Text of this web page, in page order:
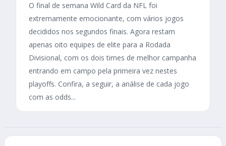
O final de semana Wild Card da NFL foi
extremamente emocionante, com vários jogos
decididos nos segundos finais. Agora restam
apenas oito equipes de elite para a Rodada
Divisional, com os dois times de melhor campanha
entrando em campo pela primeira vez nestes
playoffs. Confira, a seguir, a análise de cada jogo
com as odds...